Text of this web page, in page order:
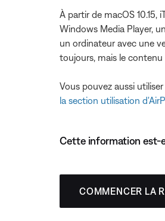
À partir de macOS
Windows Media Player,
un ordinateur avec une
toujours, mais le
Vous pouvez aussi
la section utilisation
Cette information est-
COMMENCER LA